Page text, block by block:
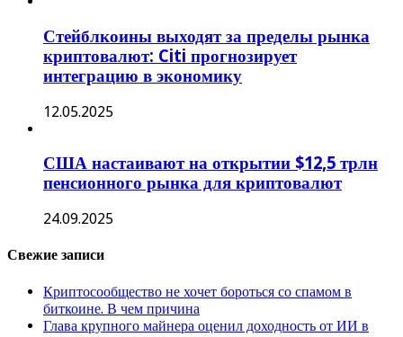
Стейблкоины выходят за пределы рынка
криптовалют: Citi прогнозирует
интеграцию в экономику
12.05.2025
США настаивают на открытии $12,5 трлн
пенсионного рынка для криптовалют
24.09.2025
Свежие записи
Криптосообщество не хочет бороться со спамом в
биткоине. В чем причина
Глава крупного майнера оценил доходность от ИИ в